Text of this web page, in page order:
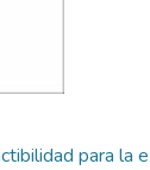
para la